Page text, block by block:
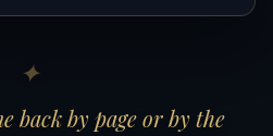
back by page or by the